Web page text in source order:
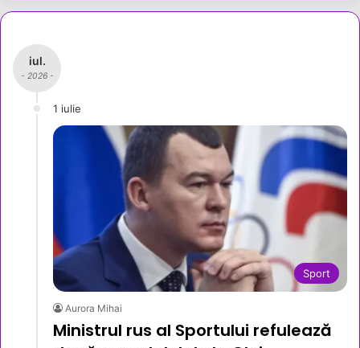
iul.
- 2026 -
1 iulie
Sport
Aurora Mihai
Ministrul rus al Sportului refulează